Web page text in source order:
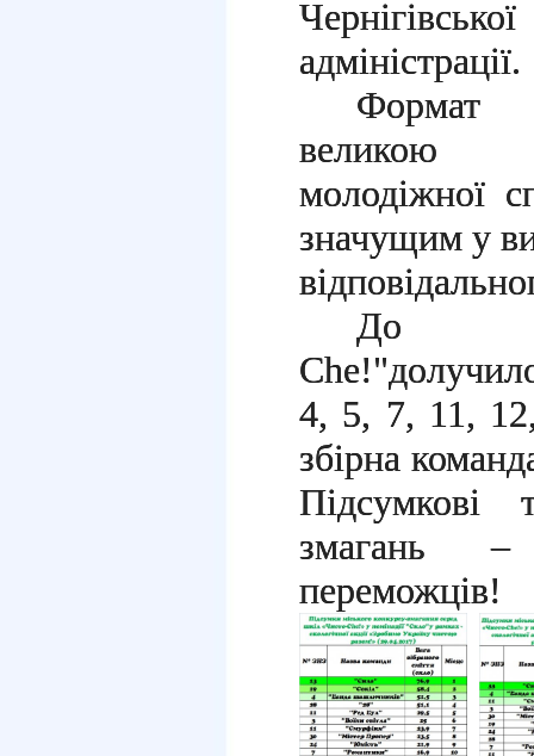
адміністрації.
Формат
великою
молодіжної
значущим у
До
4, 5, 7, 11,
збірна
Підсумкові
змагань –
переможців!